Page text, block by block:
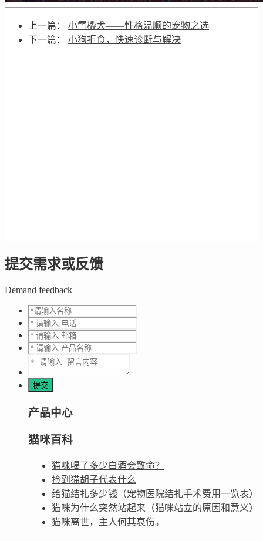
上一篇： 小雪橇犬——性格温顺的宠物之选
下一篇： 小狗拒食，快速诊断与解决
提交需求或反馈
Demand feedback
产品中心
猫咪百科
猫咪喝了多少白酒会致命？
捡到猫胡子代表什么
给猫结扎多少钱（宠物医院结扎手术费用一览表）
猫咪为什么突然站起来（猫咪站立的原因和意义）
猫咪离世，主人何其哀伤。